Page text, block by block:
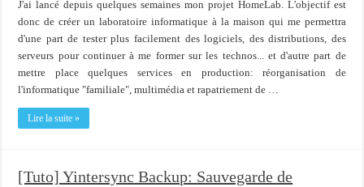
J'ai lancé depuis quelques semaines mon projet HomeLab. L'objectif est
donc de créer un laboratoire informatique à la maison qui me permettra
d'une part de tester plus facilement des logiciels, des distributions, des
serveurs pour continuer à me former sur les technos... et d'autre part de
mettre place quelques services en production: réorganisation de
l'informatique "familiale", multimédia et rapatriement de …
Lire la suite »
[Tuto] Yintersync Backup: Sauvegarde de